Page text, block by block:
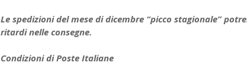
Le spedizioni del mese di dicembre “picco stagionale”
ritardi nelle consegne.
Condizioni di Poste Italiane